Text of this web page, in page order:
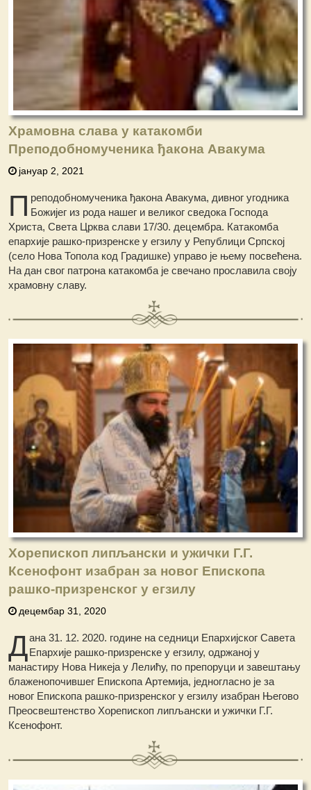
Храмовна слава у катакомби
Преподобномученика ђакона Авакума
јануар 2, 2021
П реподобномученика ђакона Авакума, дивног угодникa
Божијег из рода нашег и великог сведока Господа
Христа, Света Црква слави 17/30. децембра. Катакомба
епархије рашко-призренске у егзилу у Републици Српској
(село Нова Топола код Градишке) управо је њему посвећена.
На дан свог патрона катакомба је свечано прославила своју
храмовну славу.
Хорепископ липљански и ужички Г.Г.
Ксенофонт изабран за новог Епископа
рашко-призренског у егзилу
децембар 31, 2020
Дана 31. 12. 2020. године на седници Епархијског Савета
Епархије рашко-призренске у егзилу, одржаној у
манастиру Нова Никеја у Лелићу, по препоруци и завештању
блаженопочившег Епископа Артемија, једногласно је за
новог Епископа рашко-призренског у егзилу изабран Његово
Преосвештенство Хорепископ липљански и ужички Г.Г.
Ксенофонт.